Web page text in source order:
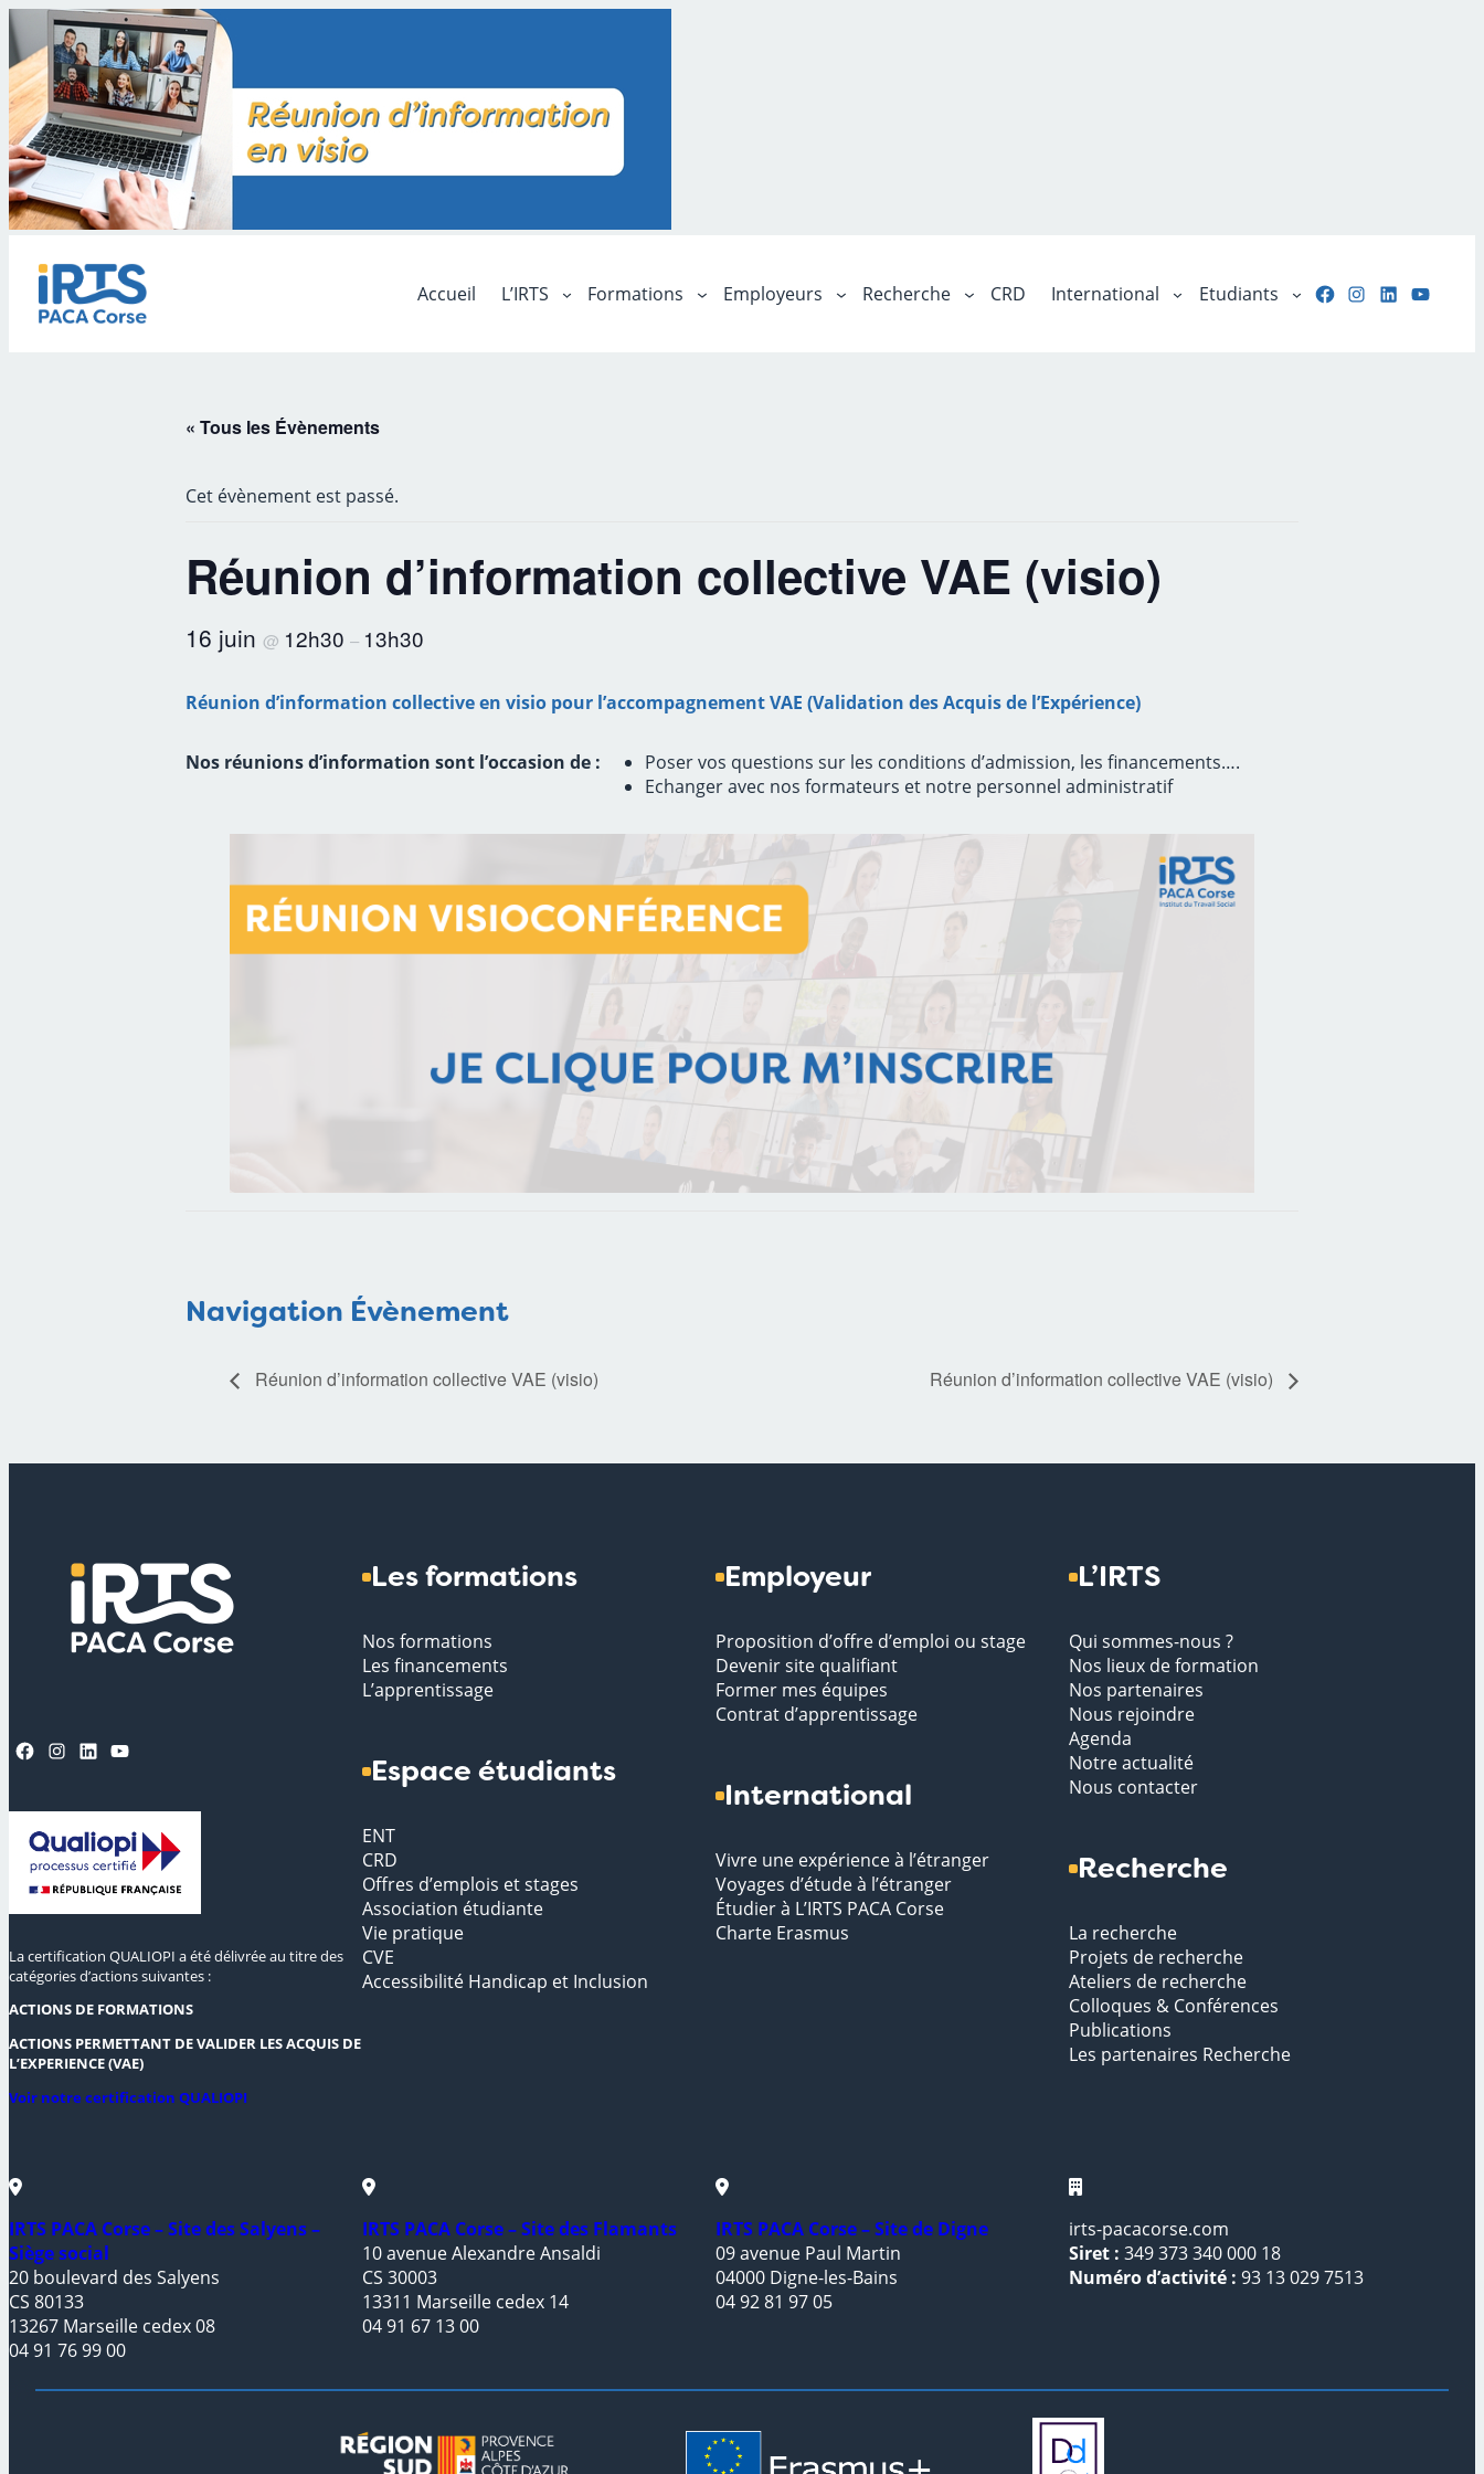
Accueil L’IRTS Formations Employeurs Recherche CRD International Etudiants Facebook
Instagram
LinkedIn
« Tous les Évènements
Cet évènement est passé.
Réunion d’information collective VAE (visio)
16 juin @ 12h30 – 13h30
Réunion d’information collective en visio pour l’accompagnement VAE (Validation des Acquis de l’Expérience)
Nos réunions d’information sont l’occasion de :
Poser vos questions sur les conditions d’admission, les financements….
Echanger avec nos formateurs et notre personnel administratif
Navigation Évènement
Réunion d’information collective VAE (visio) Réunion d’information collective VAE (visio)
Facebook Instagram LinkedIn YouTube
La certification QUALIOPI a été délivrée au titre des
catégories d’actions suivantes :
ACTIONS DE FORMATIONS
ACTIONS PERMETTANT DE VALIDER LES ACQUIS DE
L’EXPERIENCE (VAE)
Voir notre certification QUALIOPI
Les formations
Nos formations
Les financements
L’apprentissage
Espace étudiants
ENT
CRD
Offres d’emplois et stages
Association étudiante
Vie pratique
CVE
Accessibilité Handicap et Inclusion
Employeur
Proposition d’offre d’emploi ou stage
Devenir site qualifiant
Former mes équipes
Contrat d’apprentissage
International
Vivre une expérience à l’étranger
Voyages d’étude à l’étranger
Étudier à L’IRTS PACA Corse
Charte Erasmus
L’IRTS
Qui sommes-nous ?
Nos lieux de formation
Nos partenaires
Nous rejoindre
Agenda
Notre actualité
Nous contacter
Recherche
La recherche
Projets de recherche
Ateliers de recherche
Colloques & Conférences
Publications
Les partenaires Recherche
IRTS PACA Corse – Site des Salyens –
Siège social
20 boulevard des Salyens
CS 80133
13267 Marseille cedex 08
04 91 76 99 00
IRTS PACA Corse – Site des Flamants
10 avenue Alexandre Ansaldi
CS 30003
13311 Marseille cedex 14
04 91 67 13 00
IRTS PACA Corse – Site de Digne
09 avenue Paul Martin
04000 Digne-les-Bains
04 92 81 97 05
irts-pacacorse.com
Siret : 349 373 340 000 18
Numéro d’activité : 93 13 029 7513